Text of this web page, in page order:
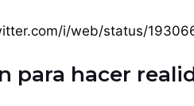
i/web/status/
para hacer